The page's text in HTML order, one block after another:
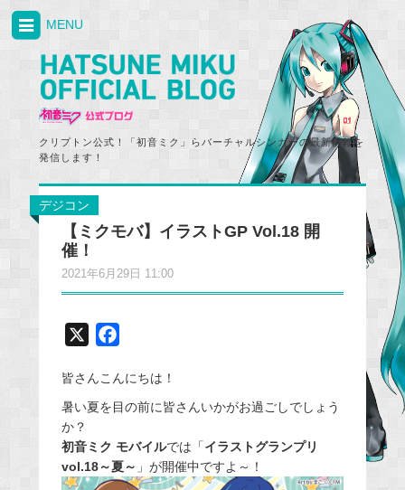
クリプトン公式！「初音ミク」らバーチャルシンガーの最新情報を
発信します！
MENU
デジコン
【ミクモバ】イラストGP Vol.18 開
催！
2021年6月29日 11:00
c
e
o
o
皆さんこんにちは！
暑い夏を目の前に皆さんいかがお過ごしでしょう
か？
初音ミク モバイルでは「イラストグランプリ
vol.18～夏～ 」が開催中ですよ～！